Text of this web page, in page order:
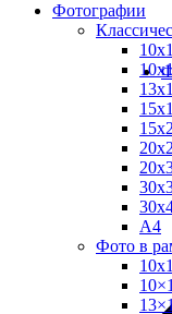
Фотографии
А4
Фото в